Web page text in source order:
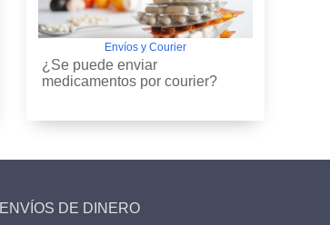
Envíos y Courier
¿Se puede enviar
medicamentos por courier?
ENVÍOS DE DINERO